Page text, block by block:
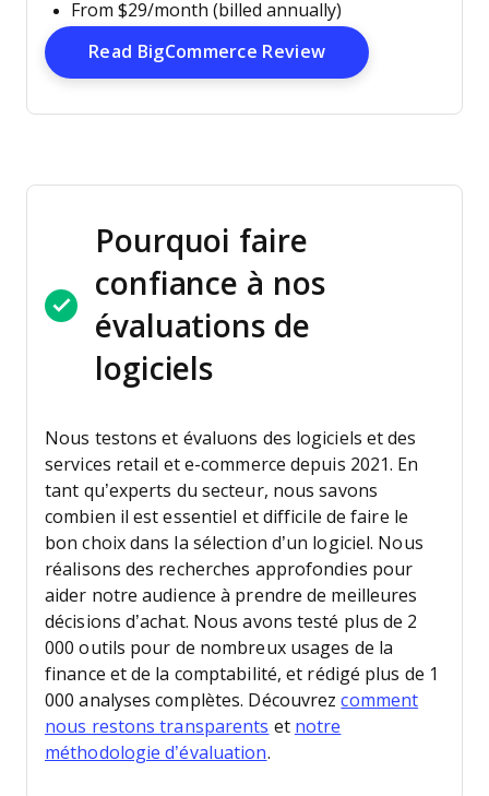
From $29/month (billed annually)
Read BigCommerce ReviewOpens New
Pourquoi faire
confiance à nos
évaluations de
logiciels
Nous testons et évaluons des logiciels et des
services retail et e-commerce depuis 2021. En
tant qu’experts du secteur, nous savons
combien il est essentiel et difficile de faire le
bon choix dans la sélection d’un logiciel. Nous
réalisons des recherches approfondies pour
aider notre audience à prendre de meilleures
décisions d’achat. Nous avons testé plus de 2
000 outils pour de nombreux usages de la
finance et de la comptabilité, et rédigé plus de 1
000 analyses complètes. Découvrezcomment
nous restons transparents et notre
méthodologie d’évaluation.